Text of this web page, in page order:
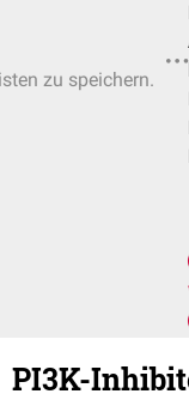
zu speichern.
PI3K-